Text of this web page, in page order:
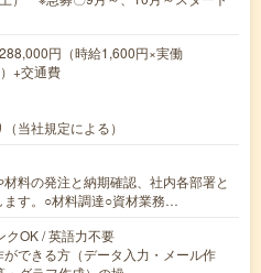
円（時給1,600円×実働
+交通費
当社規定による）
料の発注と納期確認、社内各部署と
ます。○材料調達○資材業務…
クOK / 英語力不要
できる方（データ入力・メール作